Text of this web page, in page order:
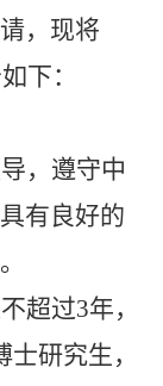
， 现将
下：
，遵守中
有良好的
超过3年，
研究生，